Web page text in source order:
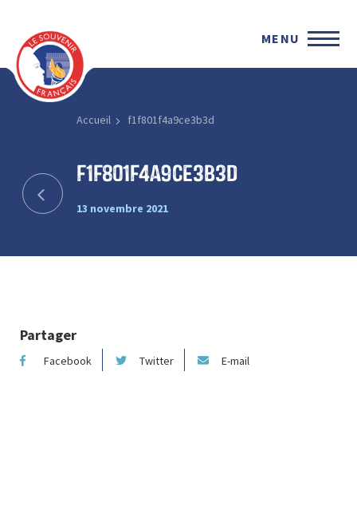
MENU
Accueil f1f801f4a9ce3b3d
f1f801f4a9ce3b3d
13 novembre 2021
Partager
Facebook Twitter E-mail